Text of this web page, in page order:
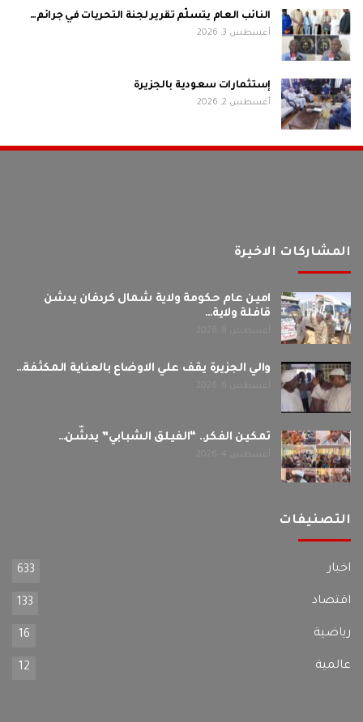
النائب العام يتسلّم تقرير لجنة التحريات في جرائم…
أغسطس 3, 2026
إستثمارات سعودية بالجزيرة
أغسطس 2, 2026
المشاركات الاخيرة
امين عام حكومة ولاية شمال كردفان يدشن
قافلة ولاية…
والي الجزيرة يقف علي الاوضاع بالعناية المكثفة…
تمكين الفكر.. “الفيلق الشبابي” يدشّن…
التصنيفات
اخبار 633
اقتصاد 133
رياضية 16
عالمية 12